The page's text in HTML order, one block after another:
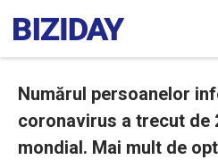
Numărul persoanelor
coronavirus a trecut de
mondial. Mai mult de